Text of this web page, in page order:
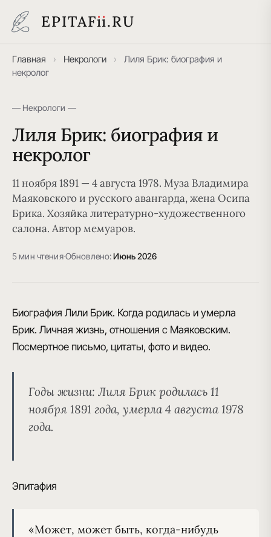
EPITAFii.RU
Главная › Некрологи ›
Лиля Брик: биография и
некролог
— Некрологи —
Лиля Брик: биография и
некролог
11 ноября 1891 — 4 августа 1978. Муза Владимира
Маяковского и русского авангарда, жена Осипа
Брика. Хозяйка литературно-художественного
салона. Автор мемуаров.
5 мин чтения·Обновлено:Июнь 2026
Биография Лили Брик. Когда родилась и умерла
Брик. Личная жизнь, отношения с Маяковским.
Посмертное письмо, цитаты, фото и видео.
Годы жизни: Лиля Брик родилась 11
ноября 1891 года, умерла 4 августа 1978
года.
Эпитафия
«Может, может быть, когда-нибудь